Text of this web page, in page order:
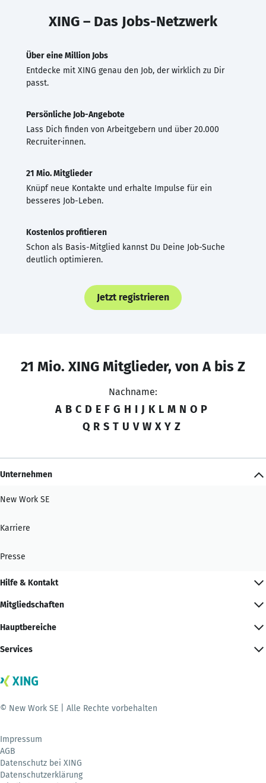
XING – Das Jobs-Netzwerk
Über eine Million Jobs
Entdecke mit XING genau den Job, der wirklich zu Dir
passt.
Persönliche Job-Angebote
Lass Dich finden von Arbeitgebern und über 20.000
Recruiter·innen.
21 Mio. Mitglieder
Knüpf neue Kontakte und erhalte Impulse für ein
besseres Job-Leben.
Kostenlos profitieren
Schon als Basis-Mitglied kannst Du Deine Job-Suche
deutlich optimieren.
Jetzt registrieren
21 Mio. XING Mitglieder, von A bis Z
Nachname:
A B C D E F G H I J K L M N O P
Q R S T U V W X Y Z
Unternehmen
New Work SE
Karriere
Presse
Hilfe & Kontakt
Mitgliedschaften
Hauptbereiche
Services
© New Work SE | Alle Rechte vorbehalten
Impressum
AGB
Datenschutz bei XING
Datenschutzerklärung